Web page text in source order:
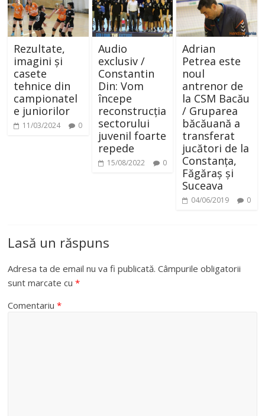
Rezultate,
imagini și
casete
tehnice din
campionatel
e juniorilor
11/03/2024 0
Audio
exclusiv /
Constantin
Din: Vom
începe
reconstrucția
sectorului
juvenil foarte
repede
15/08/2022 0
Adrian
Petrea este
noul
antrenor de
la CSM Bacău
/ Gruparea
băcăuană a
transferat
jucători de la
Constanța,
Făgăraș și
Suceava
04/06/2019 0
Lasă un răspuns
Adresa ta de email nu va fi publicată. Câmpurile obligatorii
sunt marcate cu*
Comentariu*